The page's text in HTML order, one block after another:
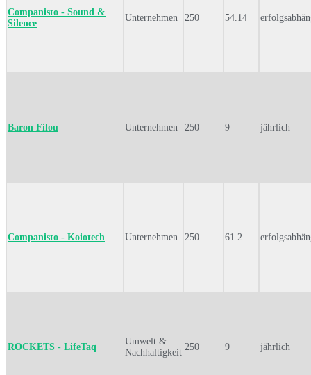
Companisto - Sound &
Silence
Unternehmen 250 54.14
Baron Filou Unternehmen 250 9 jährlich
Companisto - Koiotech Unternehmen 250 61.2
ROCKETS - LifeTaq
Umwelt &
Nachhaltigkeit
250 9 jährlich